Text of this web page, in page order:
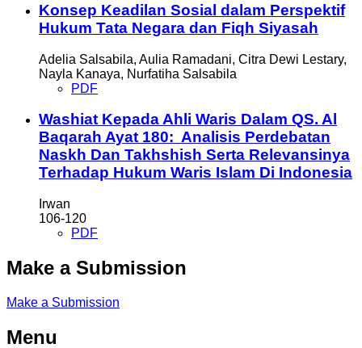
Konsep Keadilan Sosial dalam Perspektif
Hukum Tata Negara dan Fiqh Siyasah
Adelia Salsabila, Aulia Ramadani, Citra Dewi Lestary,
Nayla Kanaya, Nurfatiha Salsabila
PDF
Washiat Kepada Ahli Waris Dalam QS. Al
Baqarah Ayat 180: Analisis Perdebatan
Naskh Dan Takhshish Serta Relevansinya
Terhadap Hukum Waris Islam Di Indonesia
Irwan
106-120
PDF
Make a Submission
Make a Submission
Menu